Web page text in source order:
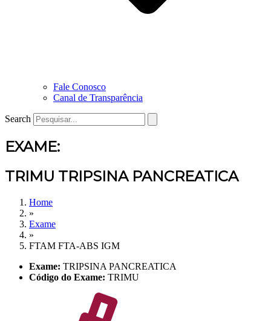
Fale Conosco
Canal de Transparência
Search
EXAME:
TRIMU TRIPSINA PANCREATICA
Home
»
Exame
»
FTAM FTA-ABS IGM
Exame: TRIPSINA PANCREATICA
Código do Exame: TRIMU